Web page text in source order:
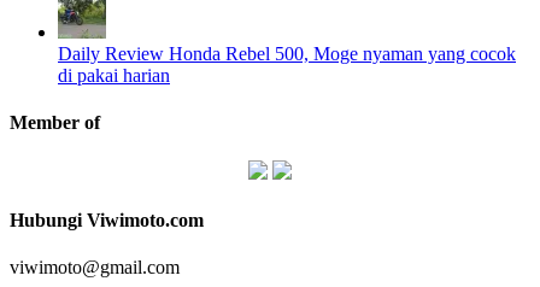
Daily Review Honda Rebel 500, Moge nyaman yang cocok
di pakai harian
Member of
Hubungi Viwimoto.com
viwimoto@gmail.com